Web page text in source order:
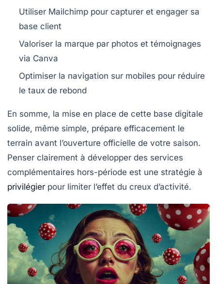
Utiliser Mailchimp pour capturer et engager sa
base client
Valoriser la marque par photos et témoignages
via Canva
Optimiser la navigation sur mobiles pour réduire
le taux de rebond
En somme, la mise en place de cette base digitale
solide, même simple, prépare efficacement le
terrain avant l’ouverture officielle de votre saison.
Penser clairement à développer des services
complémentaires hors-période est une stratégie à
privilégier pour limiter l’effet du creux d’activité.